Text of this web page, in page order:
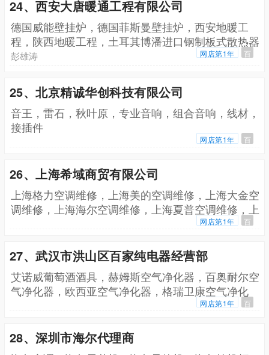
24、西安大唐暖通工程有限公司
德国威能壁挂炉，德国菲斯曼壁挂炉，西安地暖工
程，陕西地暖工程，土耳其博潘进口钢制板式散热器
彭雄涛 网店第1年 百
25、北京精诚华创科技有限公司
音王，雷石，秋叶原，专业音响，组合音响，线材，
接插件
网店第1年 百
26、上海希域商贸有限公司
上海格力空调维修，上海美的空调维修，上海大金空
调维修，上海海尔空调维修，上海夏普空调维修，上
网店第1年 百
27、武汉市洪山区百家纯电器经营部
艾诺威葡萄酒酒具，赫姆斯空气净化器，百奥耐尔空
气净化器，欧西亚空气净化器，格瑞卫康空气净化
器，艾诺威空气净化器，艾诺威除湿机，奥士达搅拌
居纯智能垃圾处理器
网店第1年 百
28、深圳市海尔代理商